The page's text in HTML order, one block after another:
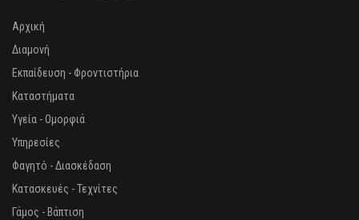
Αρχική
Διαμονή
Εκπαίδευση - Φροντιστήρια
Καταστήματα
Υγεία - Ομορφιά
Υπηρεσίες
Φαγητό - Διασκέδαση
Κατασκευές - Τεχνίτες
Γάμος - Βάπτιση